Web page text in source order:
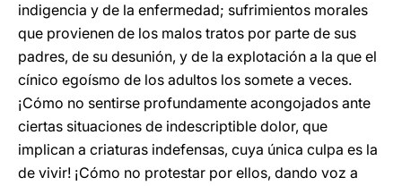
indigencia y de la enfermedad; sufrimientos morales
que provienen de los malos tratos por parte de sus
padres, de su desunión, y de la explotación a la que el
cínico egoísmo de los adultos los somete a veces.
¡Cómo no sentirse profundamente acongojados ante
ciertas situaciones de indescriptible dolor, que
implican a criaturas indefensas, cuya única culpa es la
de vivir! ¡Cómo no protestar por ellos, dando voz a